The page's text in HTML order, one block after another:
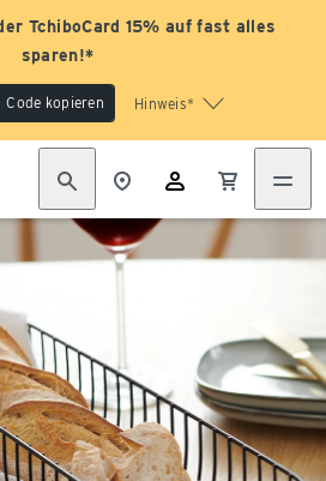
TchiboCard 15% auf fast alles
sparen!*
Code kopieren Hinweis*